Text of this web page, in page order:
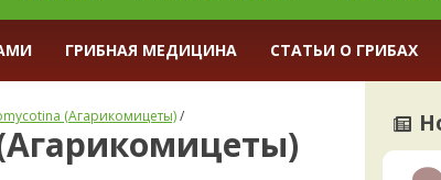
ГРИБНАЯ МЕДИЦИНА СТАТЬИ О ГРИБАХ
(Агарикомицеты)/